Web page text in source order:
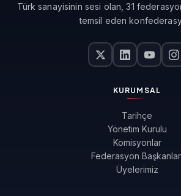
Türk sanayisinin sesi olan, 31
temsil eden
KURUMSAL
Tarihçe
Yönetim Kurulu
Komisyonlar
Federasyon
Üyelerimiz